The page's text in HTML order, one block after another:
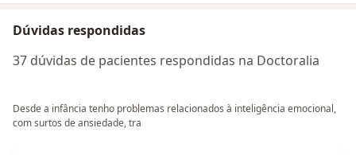
Dúvidas respondidas
37 dúvidas de pacientes respondidas na Doctoralia
Desde a infância tenho problemas relacionados à inteligência emocional,
com surtos de ansiedade, tra